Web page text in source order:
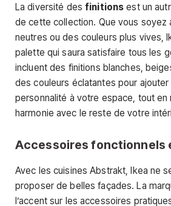
La diversité desfinitions est un
de cette collection. Que vous soyez
neutres ou des couleurs plus vives,
palette qui saura satisfaire tous les
incluent des finitions blanches,
des couleurs éclatantes pour
personnalité à votre espace, tout en
harmonie avec le reste de votre
Accessoires fonctionnels
Avec les cuisines Abstrakt, Ikea ne
proposer de belles façades. La
l’accent sur les accessoires